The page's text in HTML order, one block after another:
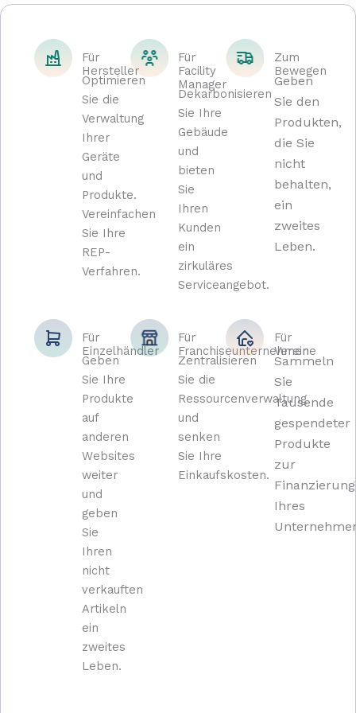
Für
Hersteller
Optimieren
Sie die
Verwaltung
Ihrer
Geräte
und
Produkte.
Vereinfachen
Sie Ihre
REP-
Verfahren.
Für
Facility
Manager
Dekarbonisieren
Sie Ihre
Gebäude
und
bieten
Sie
Ihren
Kunden
ein
zirkuläres
Serviceangebot.
Zum
Bewegen
Geben
Sie den
Produkten,
die Sie
nicht
behalten,
ein
zweites
Leben.
Für
Einzelhändler
Geben
Sie Ihre
Produkte
auf
anderen
Websites
weiter
und
geben
Sie
Ihren
nicht
verkauften
Artikeln
ein
zweites
Leben.
Für
Franchiseunternehmen
Zentralisieren
Sie die
Ressourcenverwaltung
und
senken
Sie Ihre
Einkaufskosten.
Für
Vereine
Sammeln
Sie
Tausende
gespendeter
Produkte
zur
Finanzierung
Ihres